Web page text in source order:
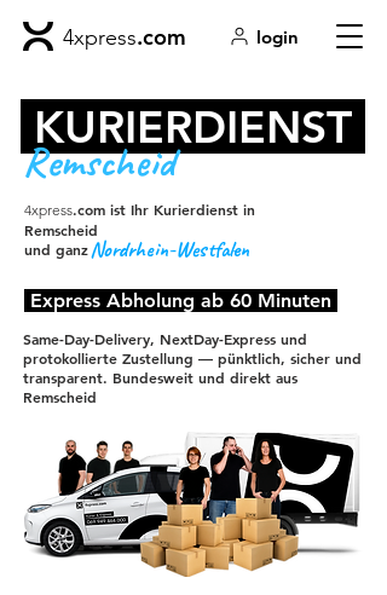
4xpress.com login
KURIERDIENST
Remscheid
4xpress.com ist Ihr Kurierdienst in
Remscheid
und ganzNordrhein-Westfalen
Express Abholung ab 60 Minuten
Same-Day-Delivery, NextDay-Express und
protokollierte Zustellung — pünktlich, sicher und
transparent. Bundesweit und direkt aus
Remscheid